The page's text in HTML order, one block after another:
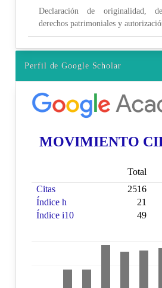
Declaración de originalidad,
derechos patrimoniales y
Perfil de Google Scholar